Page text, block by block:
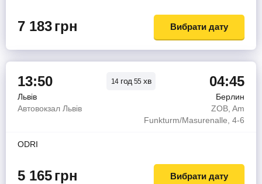
7 183грн Вибрати дату
13:50 14 год 55 хв 04:45
Львів
Берлин
Автовокзал Львів
ZOB, Am
Funkturm/Masurenalle, 4-6
ODRI
5 165грн Вибрати дату